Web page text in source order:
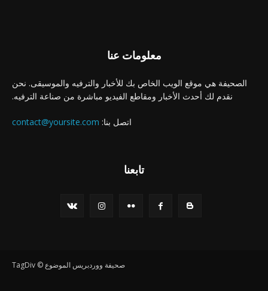
معلومات عنا
الصحيفة هي موقع الويب الخاص بك للأخبار والترفيه والموسيقى. نحن
نقدم لك أحدث الأخبار ومقاطع الفيديو مباشرة من صناعة الترفيه.
اتصل بنا: contact@yoursite.com
تابعنا
صحيفة ووردبريس الموضوع © TagDiv